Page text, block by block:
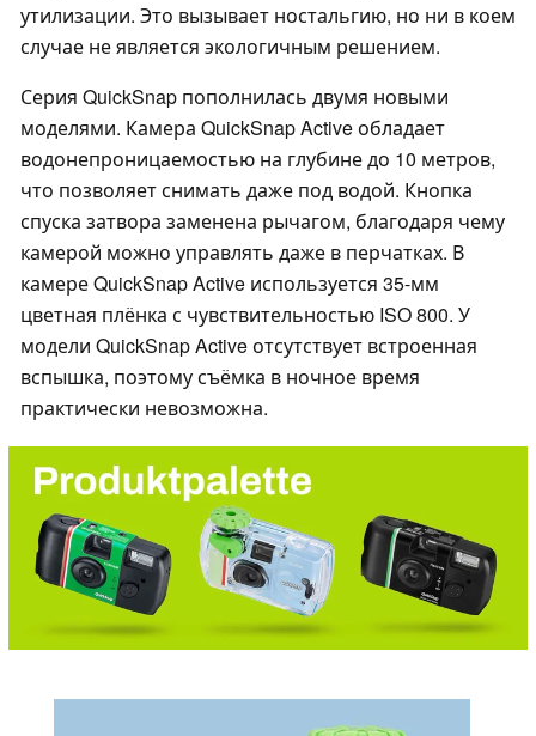
утилизации. Это вызывает ностальгию, но ни в коем
случае не является экологичным решением.
Серия QuickSnap пополнилась двумя новыми
моделями. Камера QuickSnap Active обладает
водонепроницаемостью на глубине до 10 метров,
что позволяет снимать даже под водой. Кнопка
спуска затвора заменена рычагом, благодаря чему
камерой можно управлять даже в перчатках. В
камере QuickSnap Active используется 35-мм
цветная плёнка с чувствительностью ISO 800. У
модели QuickSnap Active отсутствует встроенная
вспышка, поэтому съёмка в ночное время
практически невозможна.